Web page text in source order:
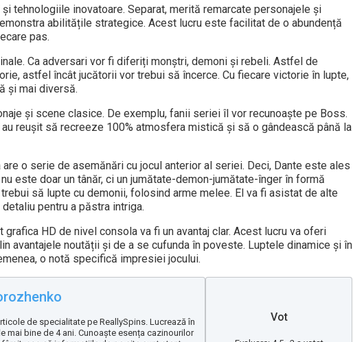
tehnologiile inovatoare. Separat, merită remarcate personajele și
abilitățile strategice. Acest lucru este facilitat de o abundență
pas.
Ca adversari vor fi diferiți monștri, demoni și rebeli. Astfel de
astfel încât jucătorii vor trebui să încerce. Cu fiecare victorie în lupte,
și mai diversă.
și scene clasice. De exemplu, fanii seriei îl vor recunoaște pe Boss.
reușit să recreeze 100% atmosfera mistică și să o gândească până la
o serie de asemănări cu jocul anterior al seriei. Deci, Dante este ales
este doar un tânăr, ci un jumătate-demon-jumătate-înger în formă
să lupte cu demonii, folosind arme melee. El va fi asistat de alte
pentru a păstra intriga.
HD de nivel consola va fi un avantaj clar. Acest lucru va oferi
avantajele noutății și de a se cufunda în poveste. Luptele dinamice și în
o notă specifică impresiei jocului.
de specialitate pe ReallySpins. Lucrează în
mai bine de 4 ani. Cunoaște esența cazinourilor
Vot